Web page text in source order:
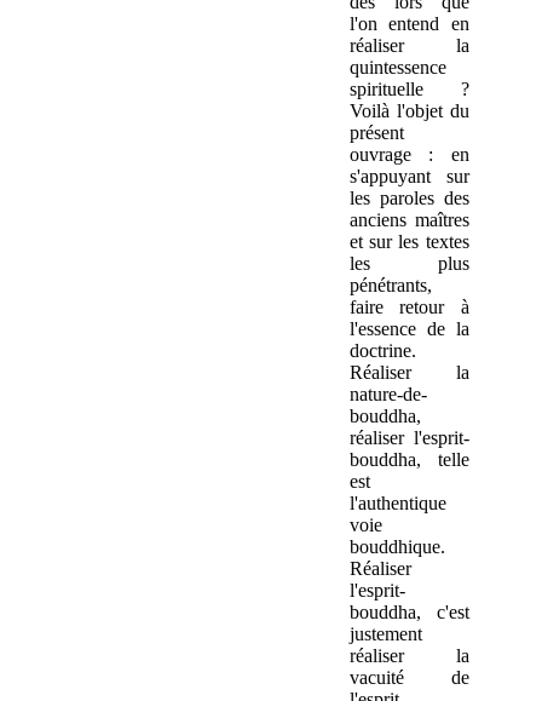
l'on entend en
réaliser la
quintessence
spirituelle ?
Voilà l'objet du
présent
ouvrage : en
s'appuyant sur
les paroles des
anciens maîtres
et sur les textes
les plus
pénétrants,
faire retour à
l'essence de la
doctrine.
Réaliser la
nature-de-
bouddha,
réaliser l'esprit-
bouddha, telle
est
l'authentique
voie
bouddhique.
Réaliser
l'esprit-
bouddha, c'est
justement
réaliser la
vacuité de